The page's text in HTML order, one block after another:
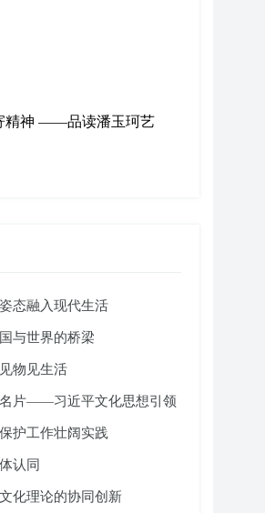
精神 ——品读潘玉珂艺
态融入现代生活
与世界的桥梁
物见生活
片——习近平文化思想引领
护工作壮阔实践
认同
化理论的协同创新